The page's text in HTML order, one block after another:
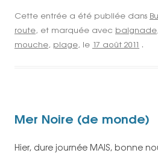
Cette entrée a été publiée dans
route, et marquée avec baignade
mouche, plage, le 17 août 2011 .
Mer Noire (de monde)
Hier, dure journée MAIS, bonne